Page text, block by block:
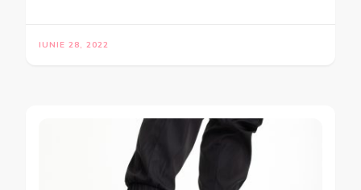
IUNIE 28, 2022